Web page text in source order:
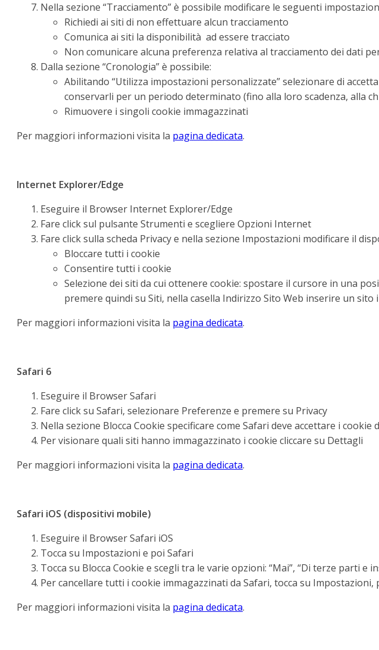
Nella sezione “Tracciamento” è possibile modificare le seguenti
Richiedi ai siti di non effettuare alcun tracciamento
Comunica ai siti la disponibilità ad essere tracciato
Non comunicare alcuna preferenza relativa al tracciamento dei dati
Dalla sezione “Cronologia” è possibile:
Abilitando “Utilizza impostazioni personalizzate” selezionare di
conservarli per un periodo determinato (fino alla loro scadenza, alla
Rimuovere i singoli cookie immagazzinati
Per maggiori informazioni visita la pagina dedicata.
Internet Explorer/Edge
Eseguire il Browser Internet Explorer/Edge
Fare click sul pulsante Strumenti e scegliere Opzioni Internet
Fare click sulla scheda Privacy e nella sezione Impostazioni modificare il
Bloccare tutti i cookie
Consentire tutti i cookie
Selezione dei siti da cui ottenere cookie: spostare il cursore in una
premere quindi su Siti, nella casella Indirizzo Sito Web inserire un
Per maggiori informazioni visita la pagina dedicata.
Safari 6
Eseguire il Browser Safari
Fare click su Safari, selezionare Preferenze e premere su Privacy
Nella sezione Blocca Cookie specificare come Safari deve accettare i cookie
Per visionare quali siti hanno immagazzinato i cookie cliccare su Dettagli
Per maggiori informazioni visita la pagina dedicata.
Safari iOS (dispositivi mobile)
Eseguire il Browser Safari iOS
Tocca su Impostazioni e poi Safari
Tocca su Blocca Cookie e scegli tra le varie opzioni: “Mai”, “Di terze parti e
Per cancellare tutti i cookie immagazzinati da Safari, tocca su Impostazioni,
Per maggiori informazioni visita la pagina dedicata.